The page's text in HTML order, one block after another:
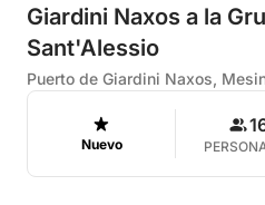
Giardini Naxos a la
Sant'Alessio
Puerto de Giardini Naxos,
Nuevo